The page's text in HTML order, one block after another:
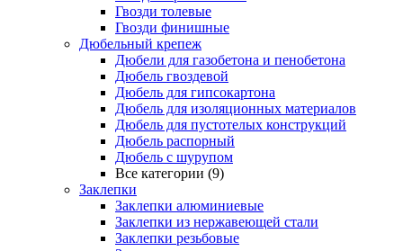
Гвозди толевые
Гвозди финишные
Дюбельный крепеж
Дюбели для газобетона и пенобетона
Дюбель гвоздевой
Дюбель для гипсокартона
Дюбель для изоляционных материалов
Дюбель для пустотелых конструкций
Дюбель распорный
Дюбель с шурупом
Все категории (9)
Заклепки
Заклепки алюминиевые
Заклепки из нержавеющей стали
Заклепки резьбовые